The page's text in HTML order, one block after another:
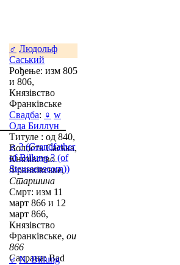
♂ Людольф
Саський
Рођење: изм 805
и 806,
Князівство
Франківське
Свадба: ♀ w
Ода Биллун
Титуле : од 840,
Волость Саська,
Князівство
Франківське,
Старшина
Смрт: изм 11
март 866 и 12
март 866,
Князівство
Франківське, ou
866
Сахрана: Bad
♂ ? (Grandfather
of Billung ? (of
Steussenscorn))
♂ N. Billung